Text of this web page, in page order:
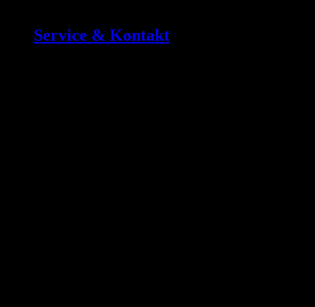
Service & Kontakt